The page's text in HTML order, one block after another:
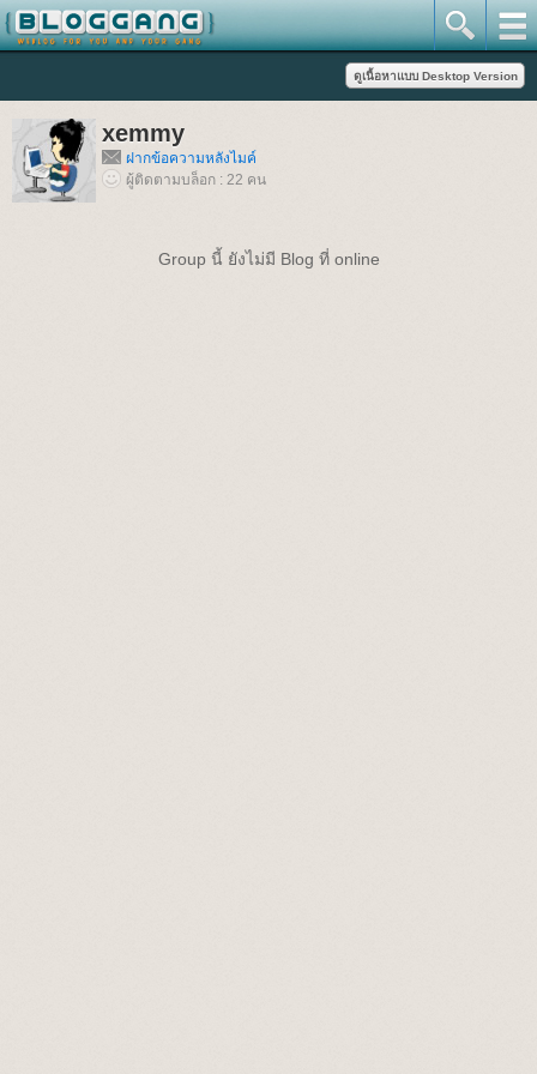
xemmy
ฝากข้อความหลังไมค์
ผู้ติดตามบล็อก : 22 คน
Group นี้ ยังไม่มี Blog ที่ online